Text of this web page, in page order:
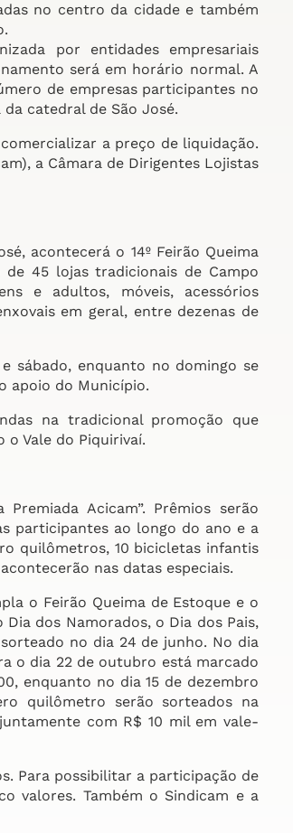
no centro da cidade e também
por entidades empresariais
será em horário normal. A
de empresas participantes no
catedral de São José.
a preço de liquidação.
a Câmara de Dirigentes Lojistas
acontecerá o 14º Feirão Queima
45 lojas tradicionais de Campo
e adultos, móveis, acessórios
em geral, entre dezenas de
sábado, enquanto no domingo se
apoio do Município.
na tradicional promoção que
Vale do Piquirivaí.
Acicam”. Prêmios serão
participantes ao longo do ano e a
quilômetros, 10 bicicletas infantis
nas datas especiais.
o Feirão Queima de Estoque e o
dos Namorados, o Dia dos Pais,
no dia 24 de junho. No dia
o dia 22 de outubro está marcado
enquanto no dia 15 de dezembro
quilômetro serão sorteados na
com R$ 10 mil em vale-
Para possibilitar a participação de
valores. Também o Sindicam e a